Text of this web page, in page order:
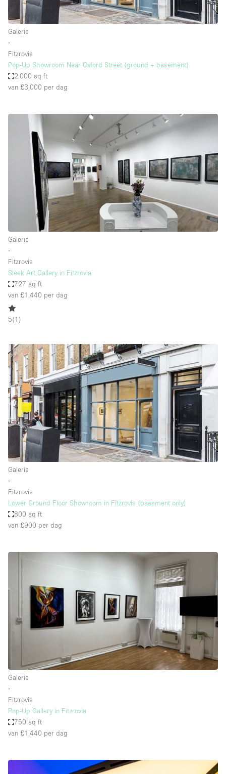
Galerie
∙
Fitzrovia
Pop-Up Showroom Near Oxford Street (ground + basement)
2,000 sq ft
van £3,000 per dag
Galerie
∙
Fitzrovia
Sleek Art Gallery in Fitzrovia
727 sq ft
van £1,440 per dag
5(1 )
Galerie
∙
Fitzrovia
Lower Ground Floor Showroom in Fitzrovia (basement only)
800 sq ft
van £900 per dag
Galerie
∙
Fitzrovia
Pop-Up Gallery in Fitzrovia
750 sq ft
van £1,440 per dag